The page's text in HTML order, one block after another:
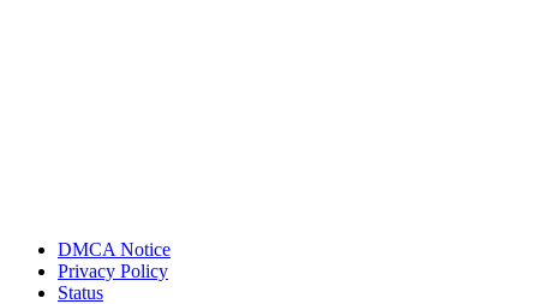
DMCA Notice
Privacy Policy
Status